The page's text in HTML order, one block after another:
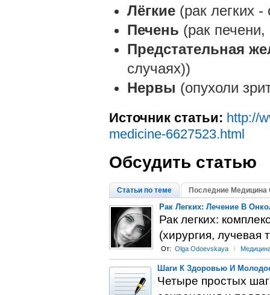
Лёгкие(рак легких -
Печень (рак
Предстательная
случаях))
Нервы (опухоли
Источник статьи: http://
medicine-6627523.html
Обсудить статью
Статьи по теме Последние Медицина
Рак Легких: Лечение В
Рак легких:
(хирургия, лучевая
От: Olga Odoevskaya l
Шаги К Здоровью И
Четыре простых